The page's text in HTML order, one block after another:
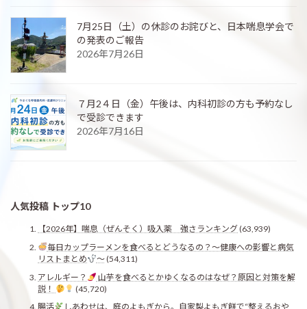
7月25日（土）の休診のお詫びと、日本喘息学会で
の発表のご報告
2026年7月26日
７月2４日（金）午後は、内科初診の方も予約なし
で受診できます
2026年7月16日
人気投稿 トップ10
【2026年】喘息（ぜんそく）吸入薬 強さランキング(63,939)
毎日カップラーメンを食べるとどうなるの？〜健康への影響と病気
リストまとめ
〜(54,311)
アレルギー？
山芋を食べるとかゆくなるのはなぜ？原因と対策を解
説！
(45,720)
腸活
しあわせは、庭のよもぎから。自家製よもぎ餅で“整えるおや